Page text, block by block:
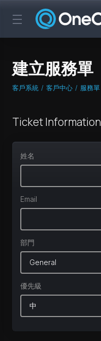
建立服務單
客戶系統 客戶中心 服務單
Ticket Information
姓名
Email
部門
優先級